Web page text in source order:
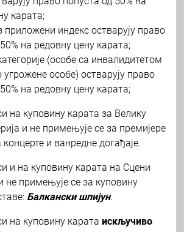
карата;
приложени индекс остварују право
на редовну цену карата;
(особе са инвалидитетом
угрожене особе) остварују право
на редовну цену карата;
на куповину карата за Велику
и не примењује се за премијере
и ванредне догађаје.
и на куповину карата на Сцени
примењује се за куповину
Балкански шпијун.
на куповину карата искључиво